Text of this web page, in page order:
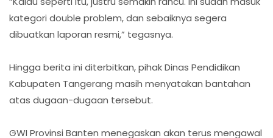
kategori double problem, dan sebaiknya segera
dibuatkan laporan resmi,” tegasnya.
Hingga berita ini diterbitkan, pihak Dinas Pendidikan
Kabupaten Tangerang masih menyatakan bantahan
atas dugaan-dugaan tersebut.
GWI Provinsi Banten menegaskan akan terus mengawal